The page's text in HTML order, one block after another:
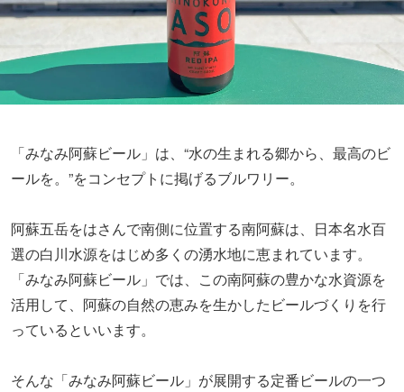
「みなみ阿蘇ビール」は、“水の生まれる郷から、最高のビ
ールを。”をコンセプトに掲げるブルワリー。
阿蘇五岳をはさんで南側に位置する南阿蘇は、日本名水百
選の白川水源をはじめ多くの湧水地に恵まれています。
「みなみ阿蘇ビール」では、この南阿蘇の豊かな水資源を
活用して、阿蘇の自然の恵みを生かしたビールづくりを行
っているといいます。
そんな「みなみ阿蘇ビール」が展開する定番ビールの一つ